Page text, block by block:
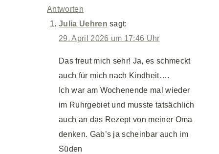
Antworten
Julia Uehren sagt:
29. April 2026 um 17:46 Uhr
Das freut mich sehr! Ja, es schmeckt
auch für mich nach Kindheit….
Ich war am Wochenende mal wieder
im Ruhrgebiet und musste tatsächlich
auch an das Rezept von meiner Oma
denken. Gab’s ja scheinbar auch im
Süden